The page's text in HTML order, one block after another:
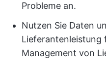
Probleme an.
Nutzen Sie Daten
Lieferantenleistung
Management von